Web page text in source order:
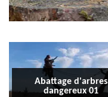
Abattage d'arbres
dangereux 01